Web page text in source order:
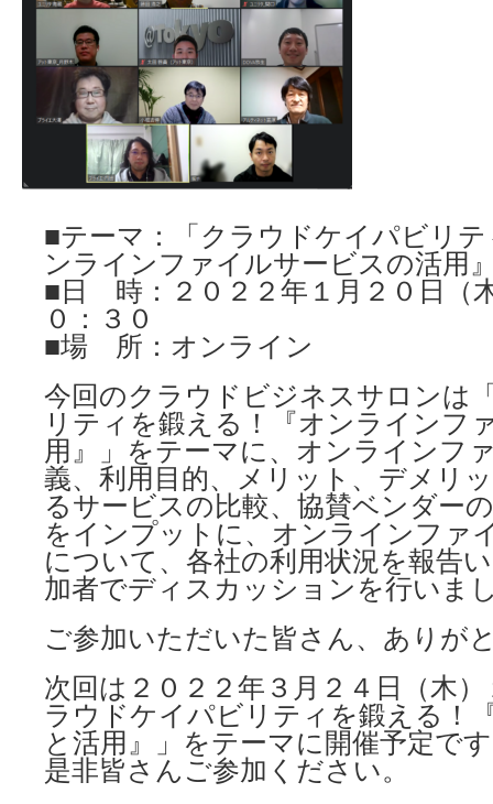
■テーマ：「クラウドケイパビリ
ンラインファイルサービスの活用
■日 時：２０２２年１月２０日（
０：３０
■場 所：オンライン
今回のクラウドビジネスサロンは
リティを鍛える！『オンラインフ
用』」をテーマに、オンラインフ
義、利用目的、メリット、デメリ
るサービスの比較、協賛ベンダー
をインプットに、オンラインファ
について、各社の利用状況を報告
加者でディスカッションを行いま
ご参加いただいた皆さん、ありが
次回は２０２２年３月２４日（木
ラウドケイパビリティを鍛える！
と活用』」をテーマに開催予定で
是非皆さんご参加ください。